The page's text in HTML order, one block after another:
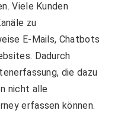
Viele Kunden
zu
E-Mails, Chatbots
Dadurch
die dazu
nicht alle
erfassen können.